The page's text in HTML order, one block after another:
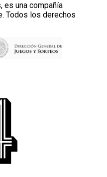
es una compañía
Todos los derechos